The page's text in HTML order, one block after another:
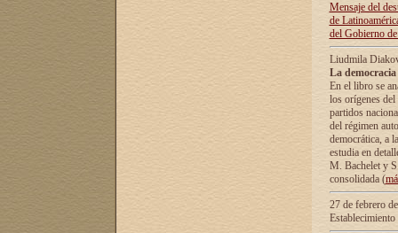
Mensaje del
de
del Gobierno
Liudmila
La
En el libro se
los orígenes
partidos
del régimen
democrática, а
estudia en
М. Bachelet у
consolidada (
27 de febrero